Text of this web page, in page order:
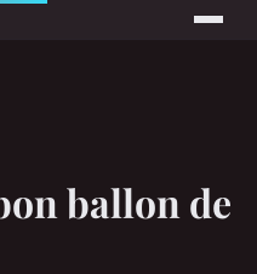
ballon de